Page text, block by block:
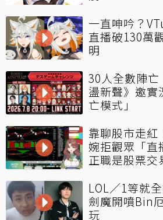
一直呻吟？
直播破130萬
明
30人全數陣
盪新聲》邀實
亡模式」
靠聊股市走紅
婉拒觀眾「直
正職是股票交
LOL／1等就
劍魔開噴Bin
玩